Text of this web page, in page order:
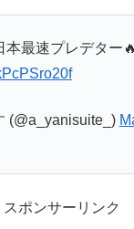
本最速プレデター🔥
(@a_yanisuite_)
スポンサーリンク